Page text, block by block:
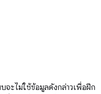
ะไม่ใช้ข้อมูลดังกล่าวเพื่อฝึก